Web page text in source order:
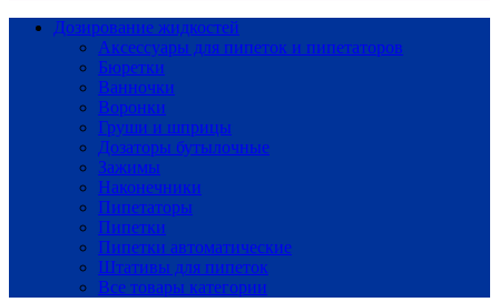
Дозирование жидкостей
Аксессуары для пипеток и пипетаторов
Бюретки
Ванночки
Воронки
Груши и шприцы
Дозаторы бутылочные
Зажимы
Наконечники
Пипетаторы
Пипетки
Пипетки автоматические
Штативы для пипеток
Все товары категории